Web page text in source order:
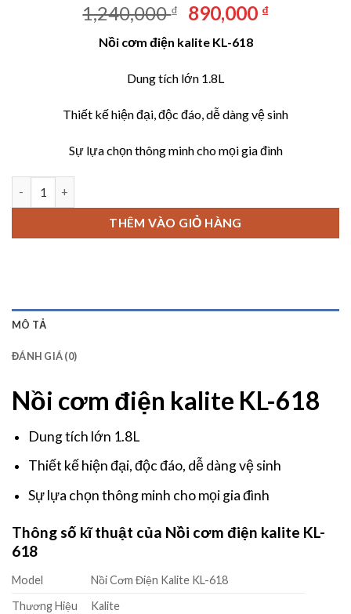
1,240,000₫
Giá
là:
1,240,000 ₫.
890,000 ₫Giá
Nồi cơm điện kalite KL-618
Dung tích lớn 1.8L
Thiết kế hiện đại, độc đáo, dễ dàng vệ sinh
Sự lựa chọn thông minh cho mọi gia đình
THÊM VÀO GIỎ HÀNG
MÔ TẢ
ĐÁNH GIÁ (0)
Nồi cơm điện kalite KL-618
Dung tích lớn 1.8L
Thiết kế hiện đại, độc đáo, dễ dàng vệ sinh
Sự lựa chọn thông minh cho mọi gia đình
Thông số kĩ thuật của Nồi cơm điện kalite KL-
618
Model
Nồi Cơm Điện Kalite KL-618
Thương Hiệu
Kalite